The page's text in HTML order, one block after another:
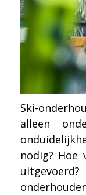
Ski-
alleen
nodig? Hoe